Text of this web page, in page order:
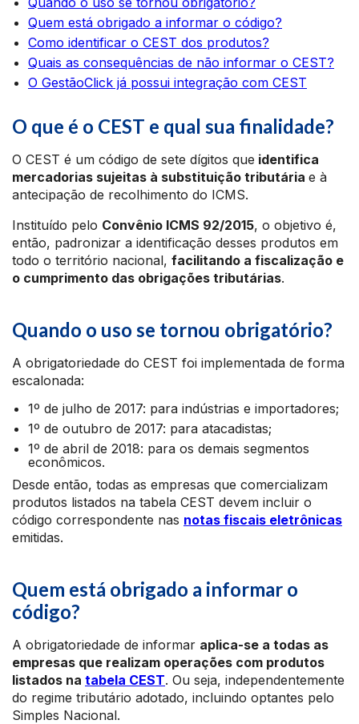
Quem está obrigado a informar o código?
Como identificar o CEST dos produtos?
Quais as consequências de não informar o CEST?
O GestãoClick já possui integração com CEST
O que é o CEST e qual sua finalidade?
O CEST é um código de sete dígitos que identifica
mercadorias sujeitas à substituição tributária e à
antecipação de recolhimento do ICMS.
Instituído pelo Convênio ICMS 92/2015, o objetivo é,
então, padronizar a identificação desses produtos em
todo o território nacional, facilitando a fiscalização e
o cumprimento das obrigações tributárias.
Quando o uso se tornou obrigatório?
A obrigatoriedade do CEST foi implementada de forma
escalonada:​
1º de julho de 2017: para indústrias e importadores;
1º de outubro de 2017: para atacadistas;
1º de abril de 2018: para os demais segmentos
econômicos.​
Desde então, todas as empresas que comercializam
produtos listados na tabela CEST devem incluir o
código correspondente nas notas fiscais eletrônicas
emitidas.
Quem está obrigado a informar o
código?
A obrigatoriedade de informar aplica-se a todas as
empresas que realizam operações com produtos
listados na tabela CEST. Ou seja, independentemente
do regime tributário adotado, incluindo optantes pelo
Simples Nacional.